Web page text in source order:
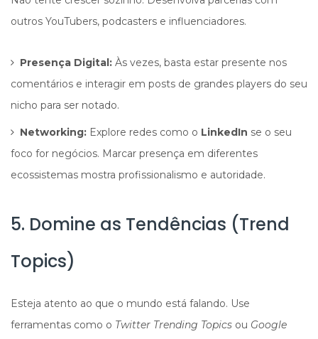
outros YouTubers, podcasters e influenciadores.
Presença Digital: Às vezes, basta estar presente nos
comentários e interagir em posts de grandes players do seu
nicho para ser notado.
Networking: Explore redes como o LinkedIn se o seu
foco for negócios. Marcar presença em diferentes
ecossistemas mostra profissionalismo e autoridade.
5. Domine as Tendências (Trend
Topics)
Esteja atento ao que o mundo está falando. Use
ferramentas como o Twitter Trending Topics ou Google